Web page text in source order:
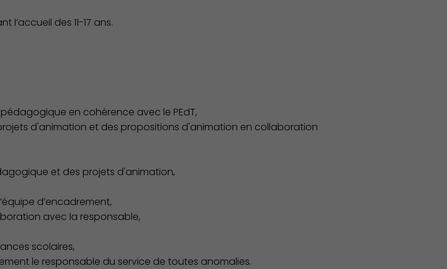
des 11-17 ans.
en cohérence avec le PEdT,
d'animation et des propositions d'animation en collaboration
et des projets d'animation,
d’encadrement,
avec la responsable,
scolaires,
le responsable du service de toutes anomalies.